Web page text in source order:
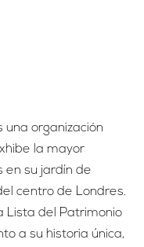
una organización
la mayor
en su jardín de
centro de Londres.
Lista del Patrimonio
a su historia única,